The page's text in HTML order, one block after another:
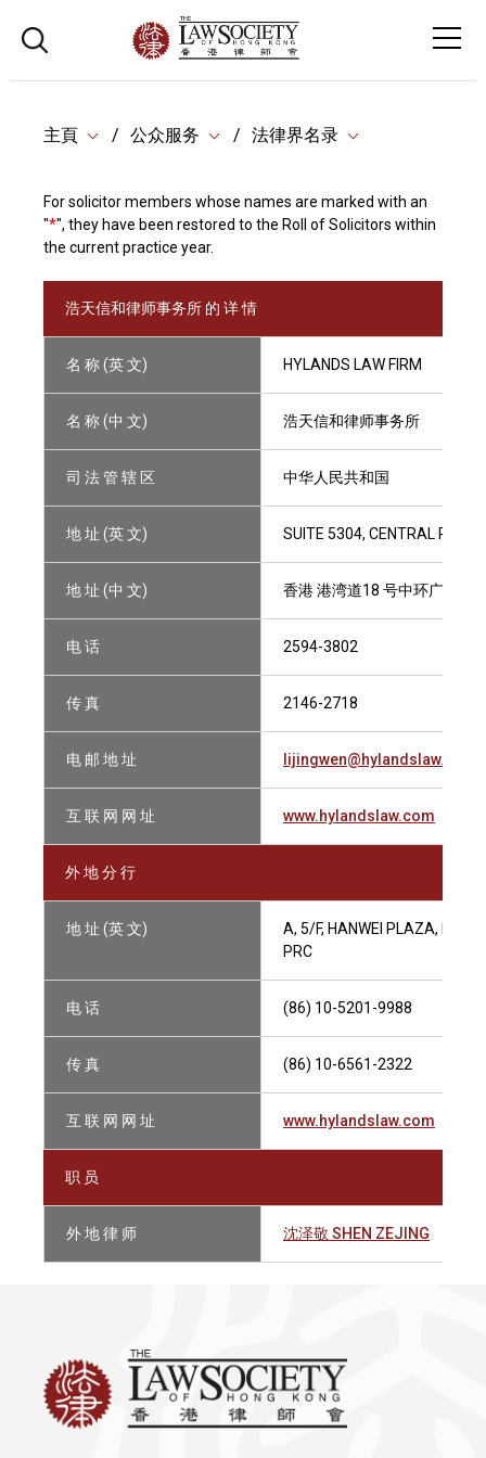
主頁 公众服务 法律界名录
For solicitor members whose names are marked with an
"*", they have been restored to the Roll of Solicitors within
the current practice year.
浩天信和律师事务所 的 详 情
名 称 (英 文) HYLANDS LAW FIRM
名 称 (中 文) 浩天信和律师事务所
司 法 管 辖 区 中华人民共和国
地 址 (英 文) SUITE 5304, CENTRAL
地 址 (中 文) 香港 港湾道18 号中环广场
电 话 2594-3802
传 真 2146-2718
电 邮 地 址 lijingwen@hylandslaw.com
互 联 网 网 址 www.hylandslaw.com
外 地 分 行
地 址 (英 文)
A, 5/F, HANWEI PLAZA, NO.7
PRC
电 话 (86) 10-5201-9988
传 真 (86) 10-6561-2322
互 联 网 网 址 www.hylandslaw.com
职 员
外 地 律 师 沈泽敬 SHEN ZEJING